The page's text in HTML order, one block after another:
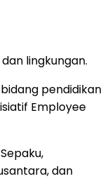
lingkungan.
pendidikan
Employee
dan